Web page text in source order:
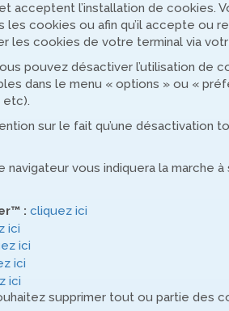
acceptent l’installation de cookies.
cookies ou afin qu’il accepte ou
les cookies de votre terminal via
pouvez désactiver l’utilisation
dans le menu « options » ou «
etc).
sur le fait qu’une désactivation
navigateur vous indiquera la
: cliquez ici
ici
ici
ici
ici
supprimer tout ou partie des